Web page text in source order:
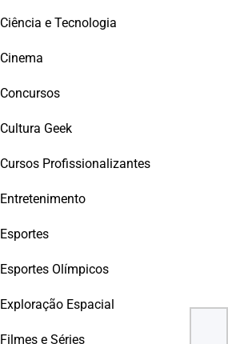
Ciência e Tecnologia
Cinema
Concursos
Cultura Geek
Cursos Profissionalizantes
Entretenimento
Esportes
Esportes Olímpicos
Exploração Espacial
Filmes e Séries